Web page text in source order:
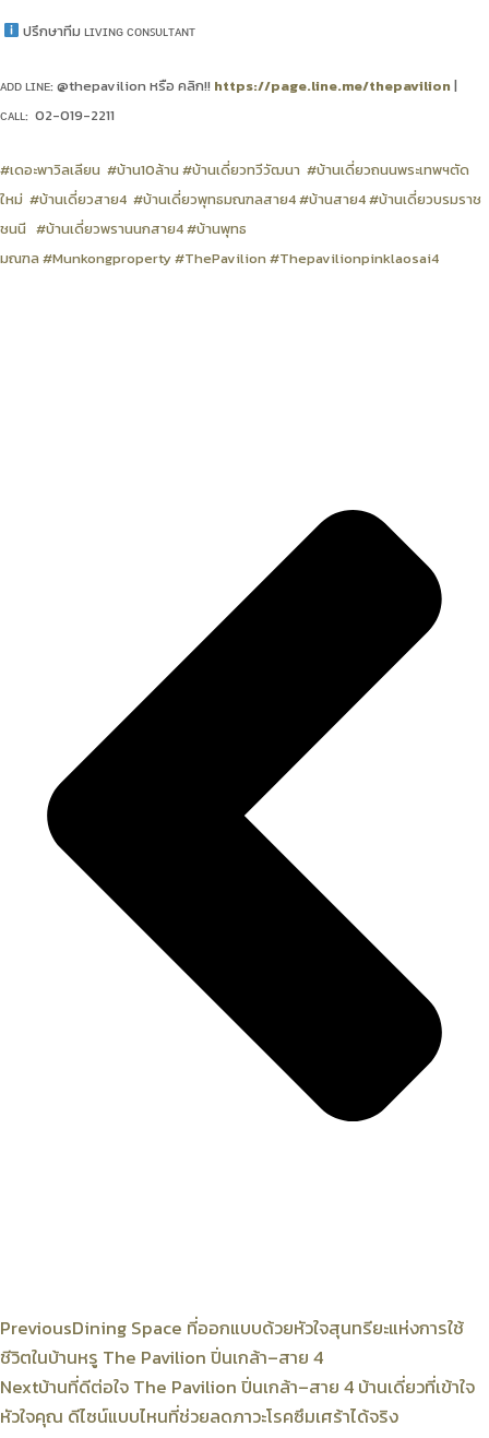
ปรึกษาทีม ʟɪᴠɪɴɢ ᴄᴏɴꜱᴜʟᴛᴀɴᴛ
ᴀᴅᴅ ʟɪɴᴇ: @thepavilion หรือ คลิก!! https://page.line.me/thepavilion |
ᴄᴀʟʟ: 02-019-2211
#เดอะพาวิลเลียน #บ้าน10ล้าน #บ้านเดี่ยวทวีวัฒนา #บ้านเดี่ยวถนนพระเทพฯตัด
ใหม่ #บ้านเดี่ยวสาย4 #บ้านเดี่ยวพุทธมณฑลสาย4#บ้านสาย4#บ้านเดี่ยวบรมราช
ชนนี #บ้านเดี่ยวพรานนกสาย4#บ้านพุทธ
มณฑล #Munkongproperty#ThePavilion #Thepavilionpinklaosai4
PreviousDining Space ที่ออกแบบด้วยหัวใจสุนทรียะแห่งการใช้
ชีวิตในบ้านหรู The Pavilion ปิ่นเกล้า–สาย 4
Nextบ้านที่ดีต่อใจ The Pavilion ปิ่นเกล้า–สาย 4 บ้านเดี่ยวที่เข้าใจ
หัวใจคุณ ดีไซน์แบบไหนที่ช่วยลดภาวะโรคซึมเศร้าได้จริง